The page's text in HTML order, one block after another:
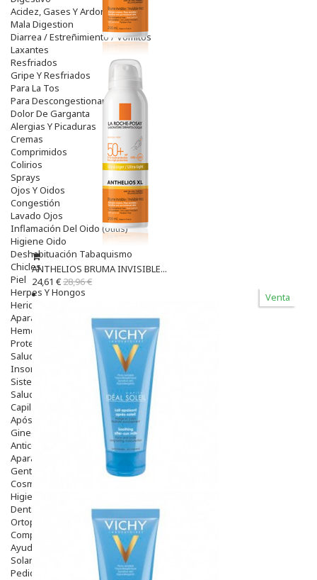
Acidez, Gases Y Ardores
Mala Digestion
Diarrea / Estreñimiento / Vómitos
Laxantes
Resfriados
Gripe Y Resfriados
Para La Tos
Para Descongestionar La Nariz
Dolor De Garganta
Alergias Y Picaduras
Cremas
Comprimidos
Colirios
Sprays
Ojos Y Oidos
Congestión
Lavado Ojos
Inflamación Del Oido (otitis)
Higiene Oido
Deshabituación Tabaquismo
Chicles
Piel
Herpes Y Hongos
Heridas Y úlceras
Aparato Genital
Hemorroides
Protectores Y Emolientes
Salud
Insomnio
Sistema Nervioso
Salud Bucodental
Capilar
Apósitos
Ginecología
Anticonceptivos
Aparato Genital
Gente Mayor
Cosmética
Higiene
Dentales
Ortopedia
Complementos Nutricionales.
Ayudas
Solares
Pedido express
ANTHELIOS BRUMA INVISIBLE...
24,61 €28,96 €
Venta